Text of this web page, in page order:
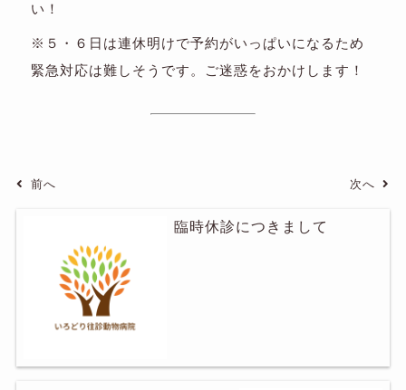
い！
※５・６日は連休明けで予約がいっぱいになるため
緊急対応は難しそうです。ご迷惑をおかけします！
前へ 次へ
臨時休診につきまして